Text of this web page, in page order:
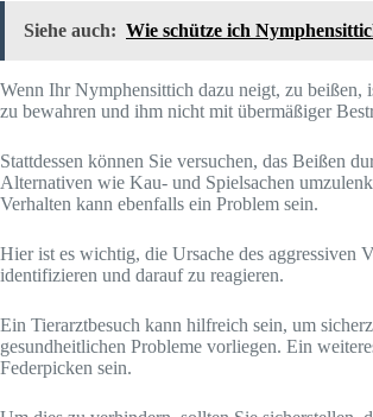
Siehe auch: Wie schütze ich
Wenn Ihr Nymphensittich dazu neigt, zu beißen,
zu bewahren und ihm nicht mit übermäßiger
Stattdessen können Sie versuchen, das Beißen
Alternativen wie Kau- und Spielsachen
Verhalten kann ebenfalls ein Problem sein.
Hier ist es wichtig, die Ursache des aggressiven
identifizieren und darauf zu reagieren.
Ein Tierarztbesuch kann hilfreich sein, um
gesundheitlichen Probleme vorliegen. Ein
Federpicken sein.